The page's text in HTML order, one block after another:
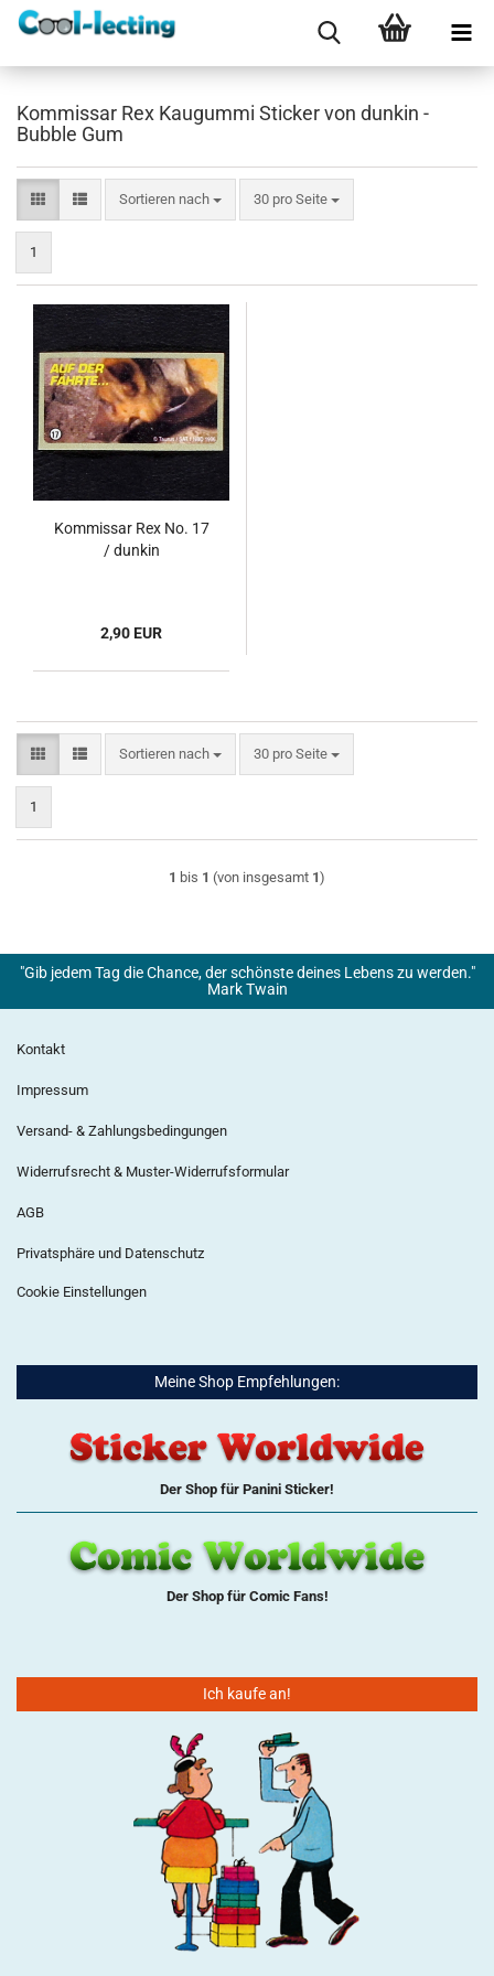
Kommissar Rex Kaugummi Sticker von dunkin -
Bubble Gum
Sortieren nach
Sortieren nach 30 pro Seite
pro Seite
1
Kommissar Rex No. 17
/ dunkin
2,90 EUR
Sortieren nach
Sortieren nach 30 pro Seite
pro Seite
1
1 bis 1 (von insgesamt 1)
"Gib jedem Tag die Chance, der schönste deines Lebens zu werden."
Mark Twain
Kontakt
Impressum
Versand- & Zahlungsbedingungen
Widerrufsrecht & Muster-Widerrufsformular
AGB
Privatsphäre und Datenschutz
Cookie Einstellungen
Meine Shop Empfehlungen:
Der Shop für Panini Sticker!
Der Shop für Comic Fans!
Ich kaufe an!